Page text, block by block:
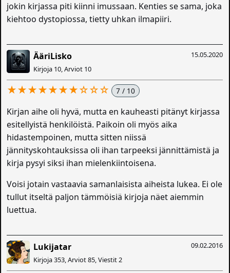
jokin kirjassa piti kiinni imussaan. Kenties se sama, joka
kiehtoo dystopiossa, tietty uhkan ilmapiiri.
15.05.2020
ÄäriLisko
Kirjoja 10, Arviot 10
★★★★★★★☆☆☆ 7 / 10
Kirjan aihe oli hyvä, mutta en kauheasti pitänyt kirjassa
esitellyistä henkilöistä. Paikoin oli myös aika
hidastempoinen, mutta sitten niissä
jännityskohtauksissa oli ihan tarpeeksi jännittämistä ja
kirja pysyi siksi ihan mielenkiintoisena.
Voisi jotain vastaavia samanlaisista aiheista lukea. Ei ole
tullut itseltä paljon tämmöisiä kirjoja näet aiemmin
luettua.
09.02.2016
Lukijatar
Kirjoja 353, Arviot 85, Viestit 2